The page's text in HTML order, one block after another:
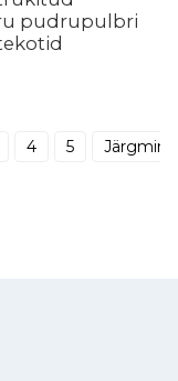
pudrupulbri
4 5 Järgmine